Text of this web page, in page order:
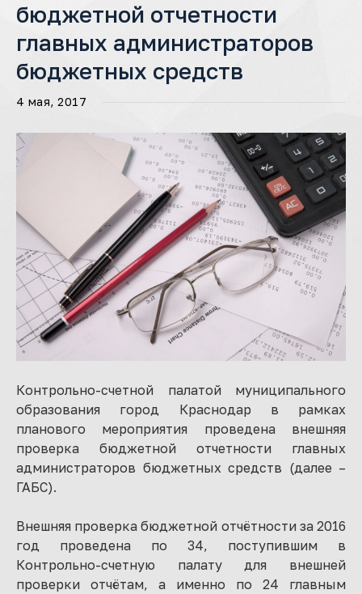
бюджетной отчетности
главных администраторов
бюджетных средств
4 мая, 2017
Контрольно-счетной палатой муниципального
образования город Краснодар в рамках
планового мероприятия проведена внешняя
проверка бюджетной отчетности главных
администраторов бюджетных средств (далее –
ГАБС).
Внешняя проверка бюджетной отчётности за 2016
год проведена по 34, поступившим в
Контрольно-счетную палату для внешней
проверки отчётам, а именно по 24 главным